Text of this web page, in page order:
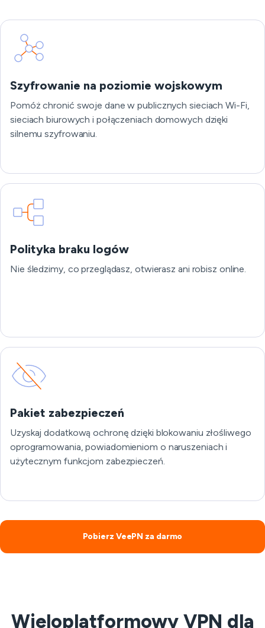
Szyfrowanie na poziomie wojskowym
Pomóż chronić swoje dane w publicznych sieciach Wi-Fi,
sieciach biurowych i połączeniach domowych dzięki
silnemu szyfrowaniu.
Polityka braku logów
Nie śledzimy, co przeglądasz, otwierasz ani robisz online.
Pakiet zabezpieczeń
Uzyskaj dodatkową ochronę dzięki blokowaniu złośliwego
oprogramowania, powiadomieniom o naruszeniach i
użytecznym funkcjom zabezpieczeń.
Pobierz VeePN za darmo
Wieloplatformowy VPN dla